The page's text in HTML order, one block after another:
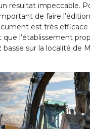
résultat impeccable.
de faire l’édition
est très efficace
que l’établissement
basse sur la localité de